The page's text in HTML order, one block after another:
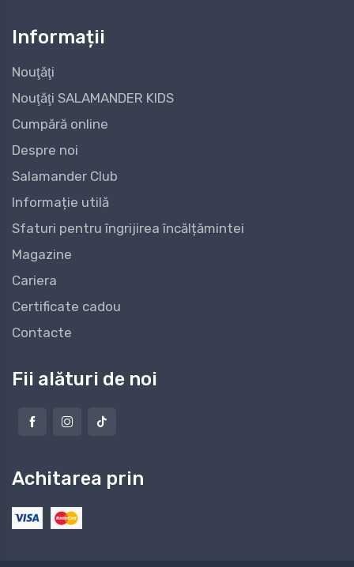
Informații
Nouţăţi
Nouţăţi SALAMANDER KIDS
Cumpără online
Despre noi
Salamander Club
Informație utilă
Sfaturi pentru îngrijirea încălțămintei
Magazine
Cariera
Certificate cadou
Contacte
Fii alături de noi
Achitarea prin